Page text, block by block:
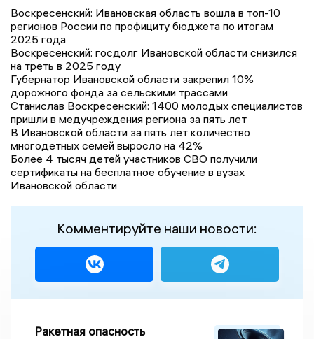
Воскресенский: Ивановская область вошла в топ-10
регионов России по профициту бюджета по итогам
2025 года
Воскресенский: госдолг Ивановской области снизился
на треть в 2025 году
Губернатор Ивановской области закрепил 10%
дорожного фонда за сельскими трассами
Станислав Воскресенский: 1400 молодых специалистов
пришли в медучреждения региона за пять лет
В Ивановской области за пять лет количество
многодетных семей выросло на 42%
Более 4 тысяч детей участников СВО получили
сертификаты на бесплатное обучение в вузах
Ивановской области
Комментируйте наши новости:
Ракетная опасность